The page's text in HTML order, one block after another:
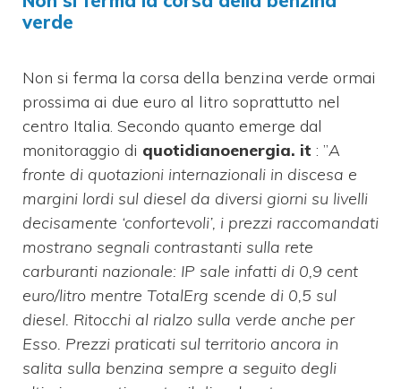
verde
Non si ferma la corsa della benzina verde ormai
prossima ai due euro al litro soprattutto nel
centro Italia. Secondo quanto emerge dal
monitoraggio di quotidianoenergia. it : ”A
fronte di quotazioni internazionali in discesa e
margini lordi sul diesel da diversi giorni su livelli
decisamente ‘confortevoli’, i prezzi raccomandati
mostrano segnali contrastanti sulla rete
carburanti nazionale: IP sale infatti di 0,9 cent
euro/litro mentre TotalErg scende di 0,5 sul
diesel. Ritocchi al rialzo sulla verde anche per
Esso. Prezzi praticati sul territorio ancora in
salita sulla benzina sempre a seguito degli